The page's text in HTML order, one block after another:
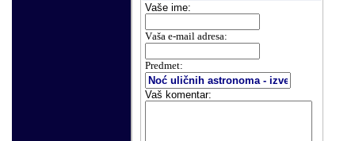
Vaše ime:
Vaša e-mail adresa:
Predmet:
Vaš komentar: